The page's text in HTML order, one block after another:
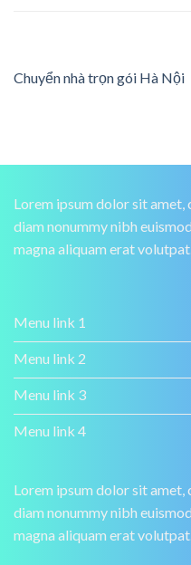
Chuyển nhà trọn gói Hà Nội
Lorem ipsum dolor sit
diam nonummy nibh
magna aliquam erat
Menu link 1
Menu link 2
Menu link 3
Menu link 4
Lorem ipsum dolor sit
diam nonummy nibh
magna aliquam erat